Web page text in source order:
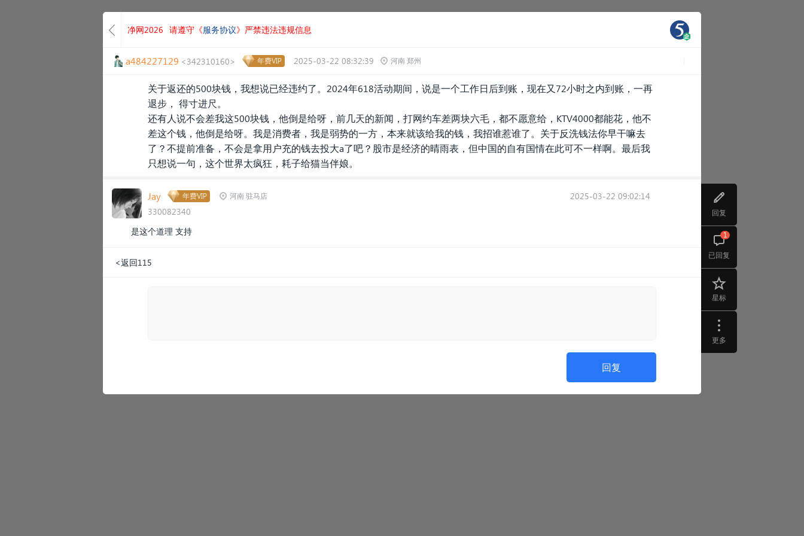
回复
已回复
1
星标
更多
净网2026 请遵守《服务协议》严禁违法违规信息
a484227129 <342310160> 年费VIP 2025-03-22 08:32:39 河南 郑州
关于返还的500块钱，我想说已经违约了。2024年618活动期间，说是一个工作日后到账，现在又72小时之内到账，一再
退步， 得寸进尺。
还有人说不会差我这500块钱，他倒是给呀，前几天的新闻，打网约车差两块六毛，都不愿意给，KTV4000都能花，他不
差这个钱，他倒是给呀。我是消费者，我是弱势的一方，本来就该给我的钱，我招谁惹谁了。关于反洗钱法你早干嘛去
了？不提前准备，不会是拿用户充的钱去投大a了吧？股市是经济的晴雨表，但中国的自有国情在此可不一样啊。最后我
只想说一句，这个世界太疯狂，耗子给猫当伴娘。
Jay 年费VIP 河南 驻马店
330082340
2025-03-22 09:02:14
是这个道理 支持
<返回115
回复